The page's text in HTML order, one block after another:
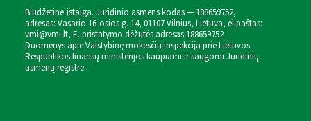
Biudžetinė įstaiga. Juridinio asmens kodas — 188659752,
adresas: Vasario 16-osios g. 14, 01107 Vilnius, Lietuva, el.paštas:
vmi@vmi.lt, E. pristatymo dėžutės adresas 188659752
Duomenys apie Valstybinę mokesčių inspekciją prie Lietuvos
Respublikos finansų ministerijos kaupiami ir saugomi Juridinių
asmenų registre